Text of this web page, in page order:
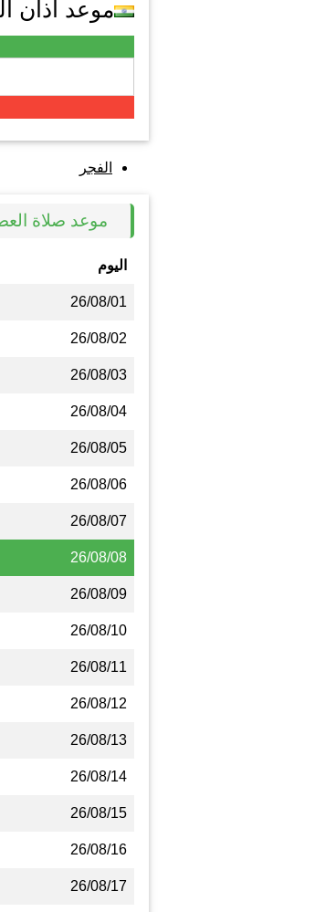
موعد اذان
الفجر
موعد صلاة
اليوم
26/08/01
26/08/02
26/08/03
26/08/04
26/08/05
26/08/06
26/08/07
26/08/08
26/08/09
26/08/10
26/08/11
26/08/12
26/08/13
26/08/14
26/08/15
26/08/16
26/08/17